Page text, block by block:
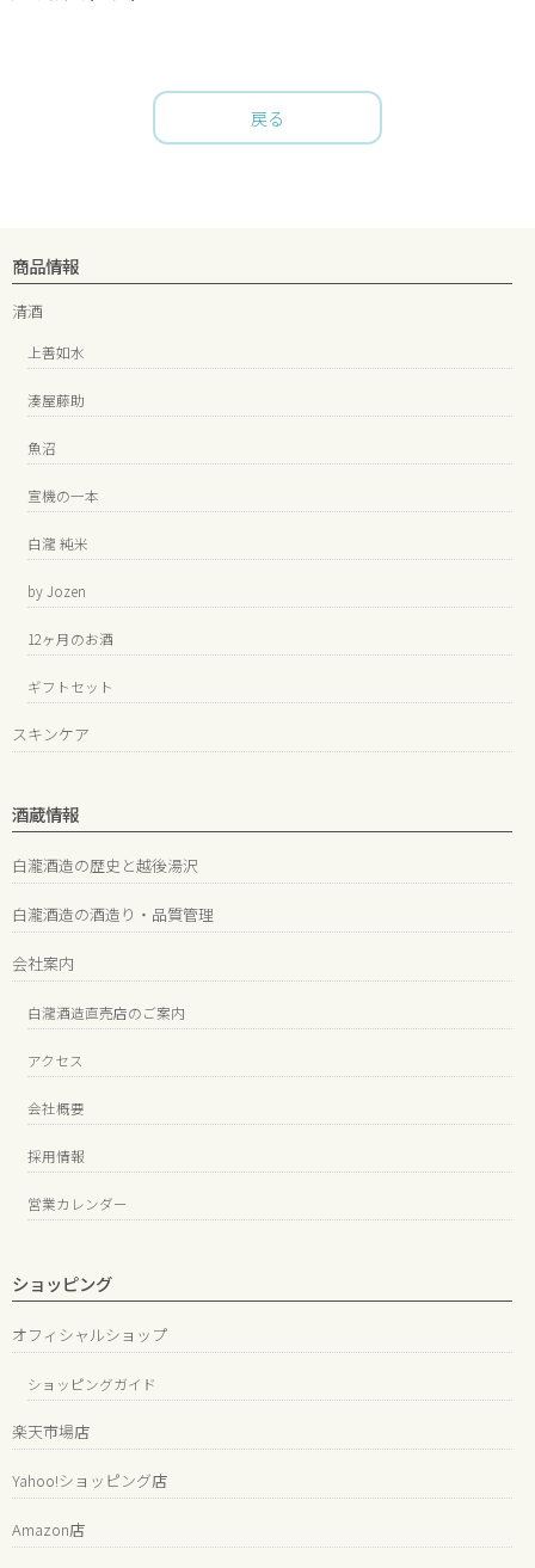
戻る
商品情報
清酒
上善如水
湊屋藤助
魚沼
宣機の一本
白瀧 純米
by Jozen
12ヶ月のお酒
ギフトセット
スキンケア
酒蔵情報
白瀧酒造の歴史と越後湯沢
白瀧酒造の酒造り・品質管理
会社案内
白瀧酒造直売店のご案内
アクセス
会社概要
採用情報
営業カレンダー
ショッピング
オフィシャルショップ
ショッピングガイド
楽天市場店
Yahoo!ショッピング店
Amazon店